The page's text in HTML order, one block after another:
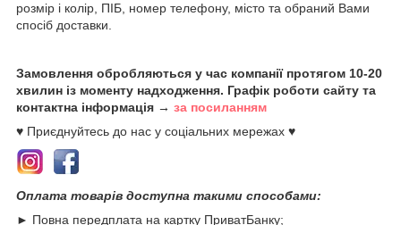
розмір і колір, ПІБ, номер телефону, місто та обраний Вами
спосіб доставки.
Замовлення обробляються у час компанії протягом 10-20
хвилин із моменту надходження. Графік роботи сайту та
контактна інформація → за посиланням
♥ Приєднуйтесь до нас у соціальних мережах ♥
Оплата товарів доступна такими способами:
► Повна передплата на картку ПриватБанку;